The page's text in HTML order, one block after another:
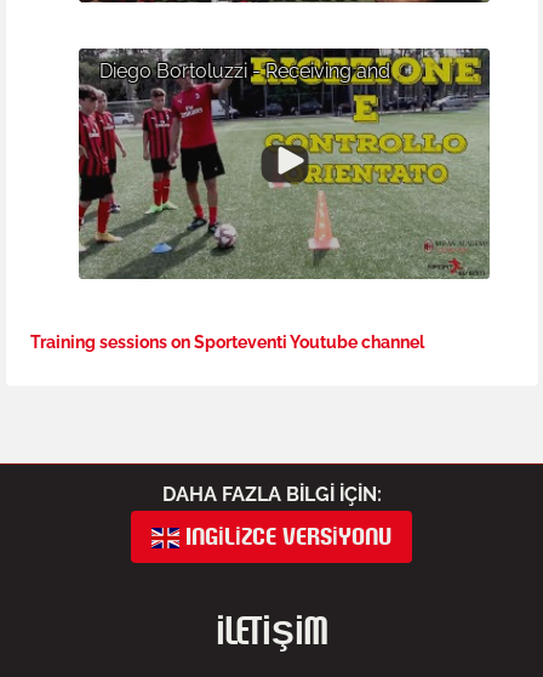
Diego Bortoluzzi - Receiving and
Controlling the Ball - AC Milan Football
Camp in Lignano Sabbiadoro
Training sessions on Sporteventi Youtube channel
DAHA FAZLA BILGI IÇIN:
INGILIZCE VERSIYONU
İLETIŞIM